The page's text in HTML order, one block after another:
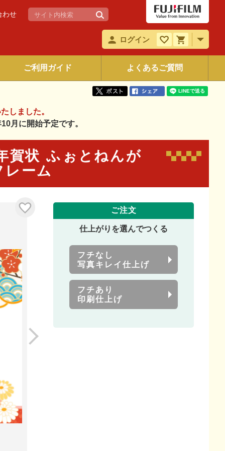
わせ
ログイン
ご利用ガイド よくあるご質問
しました。
月に開始予定です。
賀状 ふぉとねんが
ーム
ご注文
仕上がりを選んでつくる
フチなし
写真キレイ仕上げ
フチあり
印刷仕上げ